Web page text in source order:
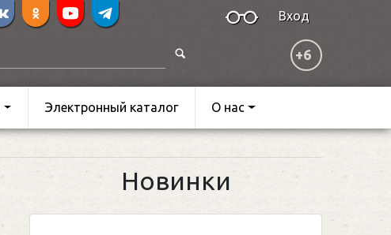
Вход
+6
Электронный каталог О нас
Новинки